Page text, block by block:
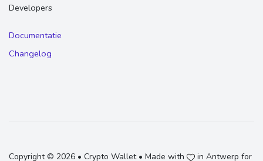
Developers
Documentatie
Changelog
Copyright © 2026 • Crypto Wallet • Made with in Antwerp for